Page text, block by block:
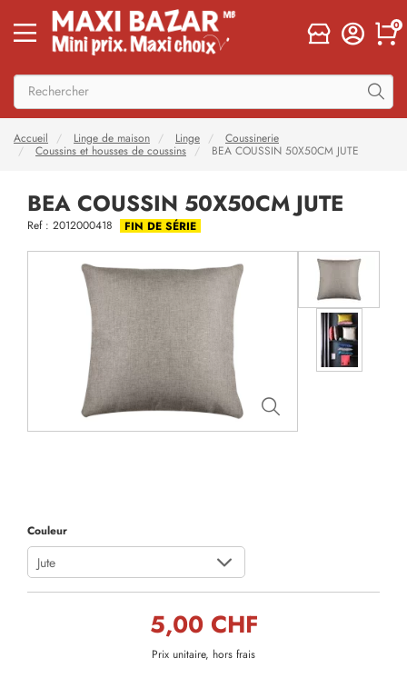
0
Accueil Linge de maison Linge
Coussinerie
Coussins et housses de coussins
BEA COUSSIN 50X50CM JUTE
BEA COUSSIN 50X50CM JUTE
Ref : 2012000418 FIN DE SÉRIE
Couleur
Jute
5,00 CHF
Prix unitaire, hors frais